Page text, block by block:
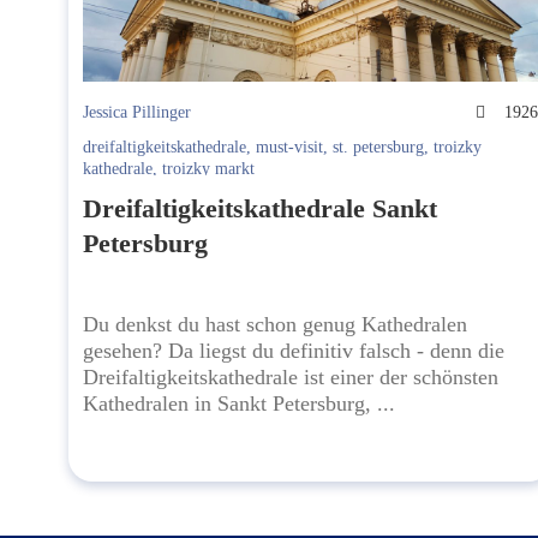
Jessica Pillinger
1926
dreifaltigkeitskathedrale, must-visit, st. petersburg, troizky
kathedrale, troizky markt
Dreifaltigkeitskathedrale Sankt
Petersburg
Du denkst du hast schon genug Kathedralen
gesehen? Da liegst du definitiv falsch - denn die
Dreifaltigkeitskathedrale ist einer der schönsten
Kathedralen in Sankt Petersburg, ...